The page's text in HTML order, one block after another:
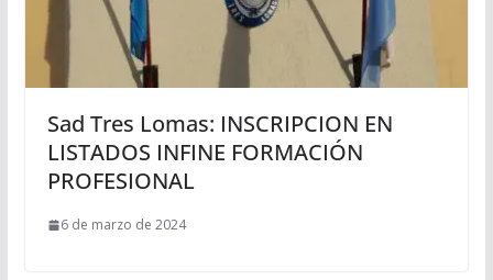
Sad Tres Lomas: INSCRIPCION EN
LISTADOS INFINE FORMACIÓN
PROFESIONAL
6 de marzo de 2024